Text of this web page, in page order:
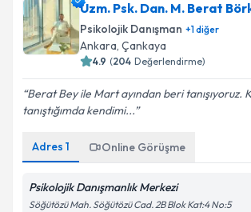
Uzm. Psk. Dan. M. Berat
Psikolojik Danışman +1diğer
Ankara, Çankaya
4.9 (204 Değerlendirme)
Berat Bey ile Mart ayından beri tanışıyoruz.
tanıştığımda kendimi...
Adres 1 Online Görüşme
Psikolojik Danışmanlık Merkezi
Söğütözü Mah. Söğütözü Cad. 2B Blok Kat:4 No:5